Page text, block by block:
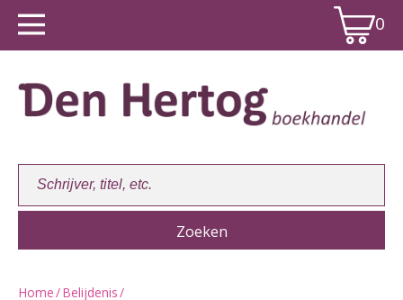
0
Home/Belijdenis/